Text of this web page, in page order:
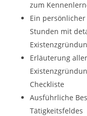
zum
Ein
Stunden mit
Erläuterung
Checkliste
Ausführliche
Tätigkeitsfeldes